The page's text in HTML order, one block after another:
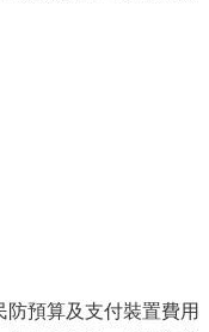
預算及支付裝置費用